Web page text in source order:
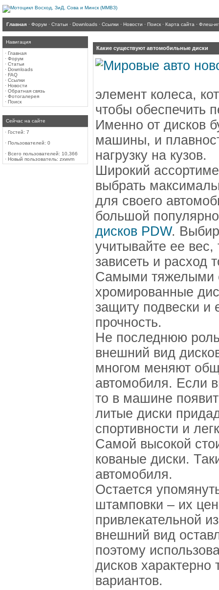
Главная · Форум · Статьи · Downloads · Ссылки · Новости · Поиск · Карта сайта · Флеш-
Навигация
· Главная
· Форум
· Статьи
· Downloads
· FAQ
· Ссылки
· Новости
· Обратная связь
· Фотогалерея
· Поиск
Сейчас на сайте
· Гостей: 7
· Пользователей: 0
· Всего пользователей: 10,366
· Новый пользователь: zxwvm
Какие существуют автомобильные диски
элемент колеса,
чтобы обеспечить
Именно от дисков
машины, и
нагрузку на кузов.
Широкий
выбрать
для своего
большой
дисков PDW.
учитывайте ее вес,
зависеть и расход
Самыми тяжелыми
хромированные
защиту подвески
прочность.
Не последнюю
внешний вид
многом меняют
автомобиля. Если
то в машине
литые диски
спортивности и
Самой высокой
кованые диски.
автомобиля.
Остается
штамповки – их
привлекательной
внешний вид
поэтому
дисков
вариантов.